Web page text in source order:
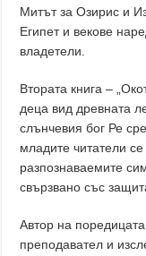
Митът за Озирис и
Египет и векове
владетели.
Втората книга –
деца вид древната
слънчевия бог Ре
младите читатели
разпознаваемите
свързвано със
Автор на
преподавател и